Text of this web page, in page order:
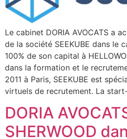
Le cabinet DORIA AVOCATS a
de la société SEEKUBE dans le
100% de son capital à
dans la formation et le
2011 à Paris, SEEKUBE est
virtuels de recrutement. La
DORIA
SHERWOOD